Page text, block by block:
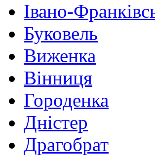
Івано-
Буковель
Виженка
Вінниця
Городенка
Дністер
Драгобрат